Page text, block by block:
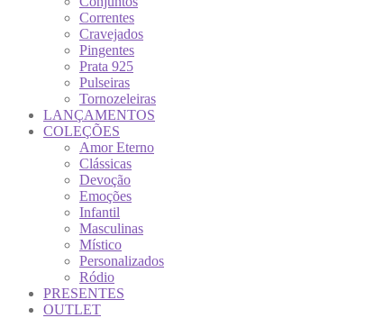
Correntes
Cravejados
Pingentes
Prata 925
Pulseiras
Tornozeleiras
LANÇAMENTOS
COLEÇÕES
Amor Eterno
Clássicas
Devoção
Emoções
Infantil
Masculinas
Místico
Personalizados
Ródio
PRESENTES
OUTLET